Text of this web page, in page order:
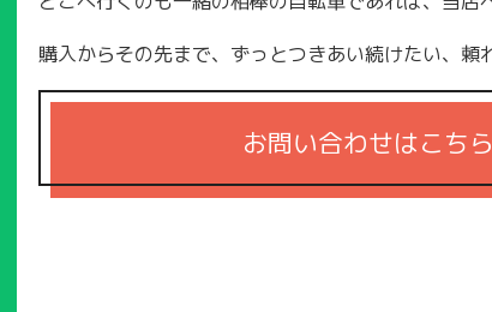
購入からその先まで、ずっとつきあい続けたい、頼
お問い合わせはこちら